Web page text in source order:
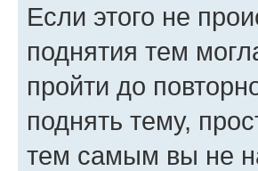
Если этого не
поднятия тем
пройти до
поднять тему,
тем самым вы не